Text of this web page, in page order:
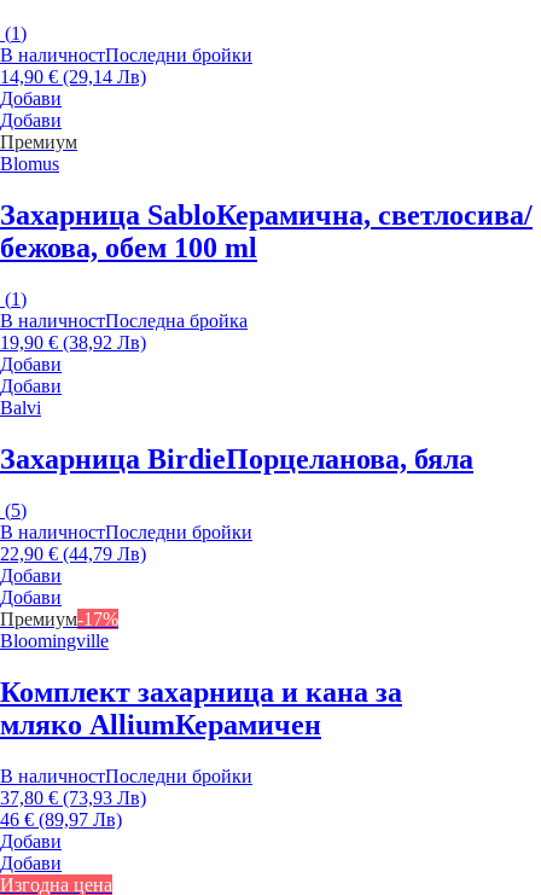
(1)
В наличностПоследни бройки
14,90 € (29,14 Лв)
Добави
Добави
Премиум
Blomus
Захарница SabloКерамична, светлосива/
бежова, обем 100 ml
(1)
В наличностПоследна бройка
19,90 € (38,92 Лв)
Добави
Добави
Balvi
Захарница BirdieПорцеланова, бяла
(5)
В наличностПоследни бройки
22,90 € (44,79 Лв)
Добави
Добави
Премиум-17%
Bloomingville
Комплект захарница и кана за
мляко AlliumКерамичен
В наличностПоследни бройки
37,80 € (73,93 Лв)
46 € (89,97 Лв)
Добави
Добави
Изгодна цена